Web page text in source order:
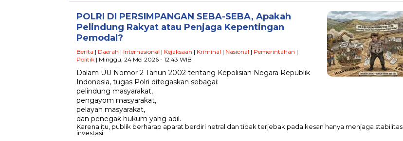
POLRI DI PERSIMPANGAN SEBA-SEBA, Apakah
Pelindung Rakyat atau Penjaga Kepentingan
Pemodal?
Berita | Daerah | Internasional | Kejaksaan | Kriminal | Nasional | Pemerintahan |
Politik | Minggu, 24 Mei 2026 - 12:43 WIB
Dalam UU Nomor 2 Tahun 2002 tentang Kepolisian Negara Republik
Indonesia, tugas Polri ditegaskan sebagai:
pelindung masyarakat,
pengayom masyarakat,
pelayan masyarakat,
dan penegak hukum yang adil.
Karena itu, publik berharap aparat berdiri netral dan tidak terjebak pada kesan hanya menjaga stabilitas
investasi.